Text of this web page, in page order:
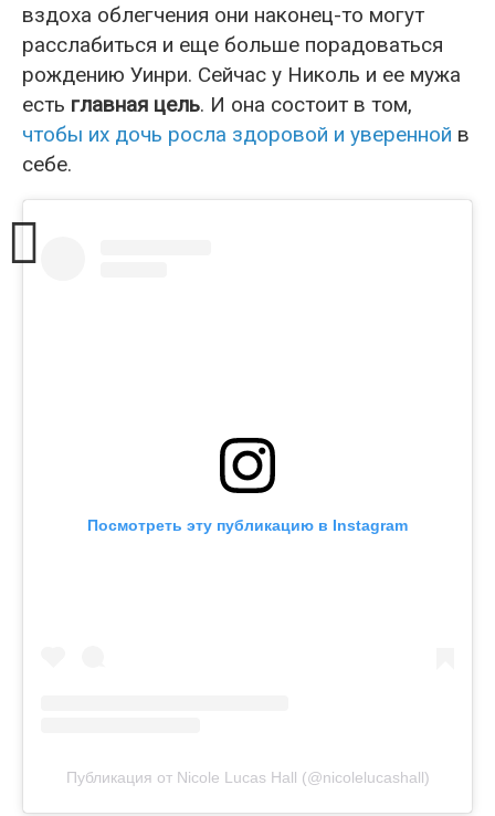
вздоха облегчения они наконец-то могут
расслабиться и еще больше порадоваться
рождению Уинри. Сейчас у Николь и ее мужа
есть главная цель. И она состоит в том,
чтобы их дочь росла здоровой и уверенной в
себе.
Посмотреть эту публикацию в Instagram
Публикация от Nicole Lucas Hall (@nicolelucashall)